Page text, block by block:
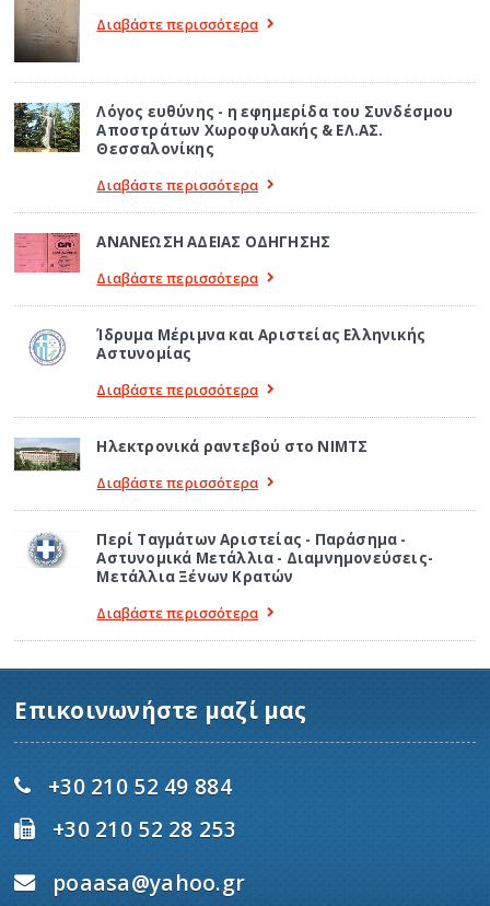
Διαβάστε περισσότερα
Λόγος ευθύνης - η εφημερίδα του Συνδέσμου
Αποστράτων Χωροφυλακής & ΕΛ.ΑΣ.
Θεσσαλονίκης
Διαβάστε περισσότερα
ΑΝΑΝΕΩΣΗ ΑΔΕΙΑΣ ΟΔΗΓΗΣΗΣ
Διαβάστε περισσότερα
Ίδρυμα Μέριμνα και Αριστείας Ελληνικής
Αστυνομίας
Διαβάστε περισσότερα
Ηλεκτρονικά ραντεβού στο ΝΙΜΤΣ
Διαβάστε περισσότερα
Περί Ταγμάτων Αριστείας - Παράσημα -
Αστυνομικά Μετάλλια - Διαμνημονεύσεις-
Μετάλλια Ξένων Κρατών
Διαβάστε περισσότερα
Επικοινωνήστε μαζί μας
+30 210 52 49 884
+30 210 52 28 253
poaasa@yahoo.gr